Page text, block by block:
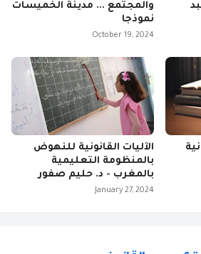
والمجتمع ... مدينة الخميسات
نموذجا
October 19, 2024
الآليات القانونية للنهوض
بالمنظومة التعليمية
بالمغرب - د. حليم صفور
January 27, 2024